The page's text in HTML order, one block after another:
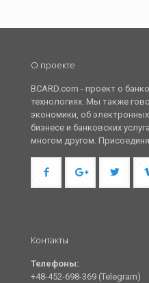
О проекте
BCARD.com - проект о
технологиях. Мы также
экономики, об
бизнесе и банковских
многом другом.
Контакты
Телефоны:
+48-452-698-369 (Telegram)